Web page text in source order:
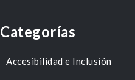
Categorías
Accesibilidad e Inclusión